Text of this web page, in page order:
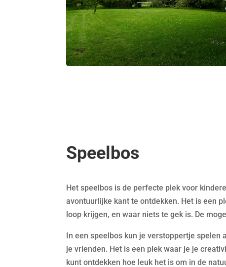
Speelbos
Het speelbos is de perfecte plek voor
avontuurlijke kant te ontdekken. Het is een
loop krijgen, en waar niets te gek is. De
In een speelbos kun je verstoppertje
je vrienden. Het is een plek waar je je
kunt ontdekken hoe leuk het is om in de